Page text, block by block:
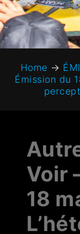
Home →
Émission du
Voir
18